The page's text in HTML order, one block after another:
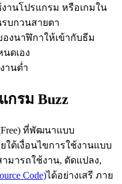
านโปรแกรม หรือเกมใน
รบกวนสายตา
งนาฬิกาให้เข้ากับธีม
นดเอง
านต่ำ
กรม Buzz
ที่พัฒนาแบบ
ใต้เงื่อนไขการใช้งานแบบ
มารถใช้งาน, ดัดแปลง,
Code)ได้อย่างเสรี ภาย